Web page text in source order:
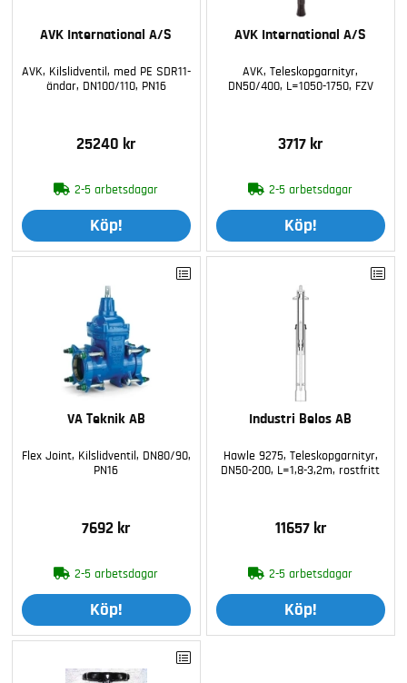
AVK International A/S
AVK, Kilslidventil, med PE SDR11-
ändar, DN100/110, PN16
25240 kr
2-5 arbetsdagar
Köp!
AVK International A/S
AVK, Teleskopgarnityr,
DN50/400, L=1050-1750, FZV
3717 kr
2-5 arbetsdagar
Köp!
VA Teknik AB
Flex Joint, Kilslidventil, DN80/90,
PN16
7692 kr
2-5 arbetsdagar
Köp!
Industri Belos AB
Hawle 9275, Teleskopgarnityr,
DN50-200, L=1,8-3,2m, rostfritt
11657 kr
2-5 arbetsdagar
Köp!